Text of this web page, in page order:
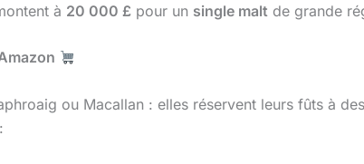
à 20 000 £ pour un single malt de grande
ou Macallan : elles réservent leurs fûts à